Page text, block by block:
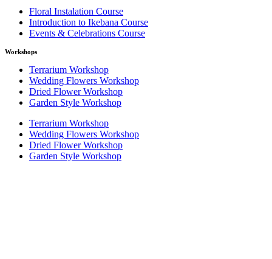
Floral Instalation Course
Introduction to Ikebana Course
Events & Celebrations Course
Workshops
Terrarium Workshop
Wedding Flowers Workshop
Dried Flower Workshop
Garden Style Workshop
Terrarium Workshop
Wedding Flowers Workshop
Dried Flower Workshop
Garden Style Workshop